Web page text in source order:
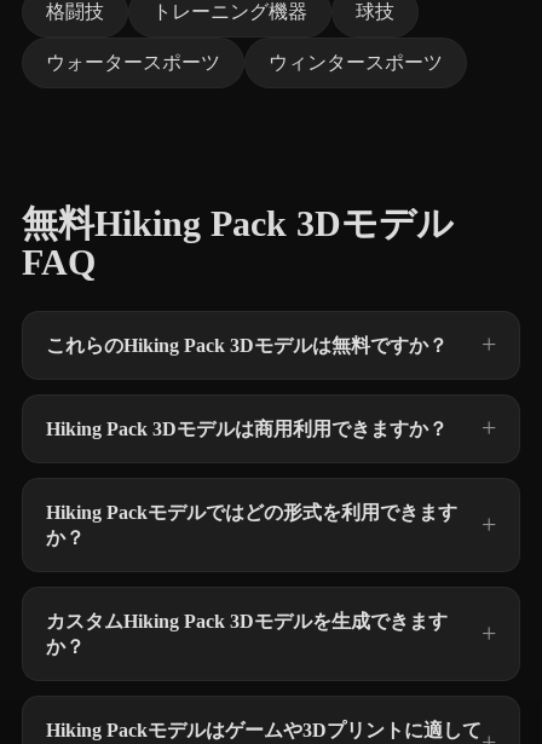
格闘技 トレーニング機器 球技
ウォータースポーツ ウィンタースポーツ
無料Hiking Pack 3Dモデル
FAQ
これらのHiking Pack 3Dモデルは無料ですか？
Hiking Pack 3Dモデルは商用利用できますか？
Hiking Packモデルではどの形式を利用できます
か？
カスタムHiking Pack 3Dモデルを生成できます
か？
Hiking Packモデルはゲームや3Dプリントに適して